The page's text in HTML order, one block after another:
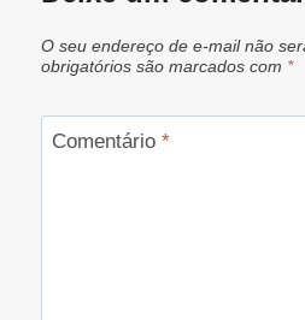
O seu endereço de e-mail não
obrigatórios são marcados com *
Comentário *